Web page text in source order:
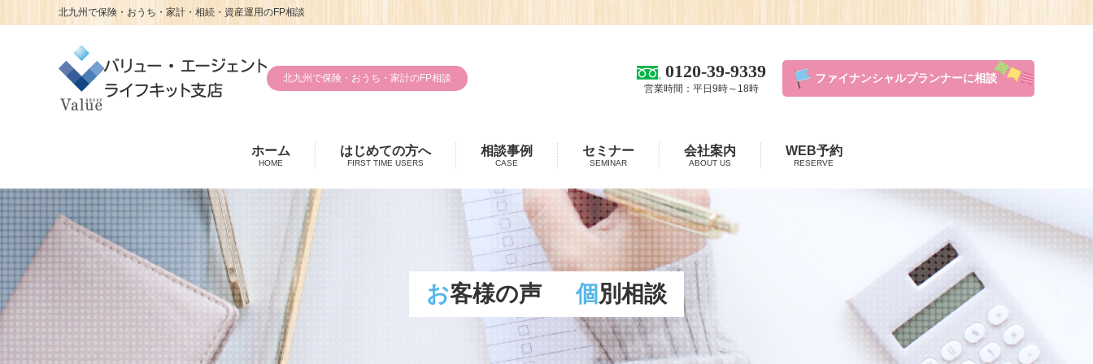
北九州で保険・おうち・家計・相続・資産運用のFP相談
北九州で保険・おうち・家計のFP相談 0120-39-9339
営業時間：平日9時～18時
ファイナンシャルプランナーに相談
ホーム
HOME
はじめての方へ
FIRST TIME USERS
相談事例
CASE
セミナー
SEMINAR
会社案内
ABOUT US
WEB予約
RESERVE
お客様の声 個別相談